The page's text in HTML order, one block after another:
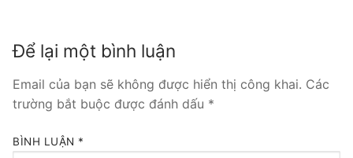
HOSTED PHONE SYSTEM
Tổng đài Yeastar Cloud
Để lại một bình luận
Email của bạn sẽ không được hiển thị công khai. Các
trường bắt buộc được đánh dấu *
BÌNH LUẬN *